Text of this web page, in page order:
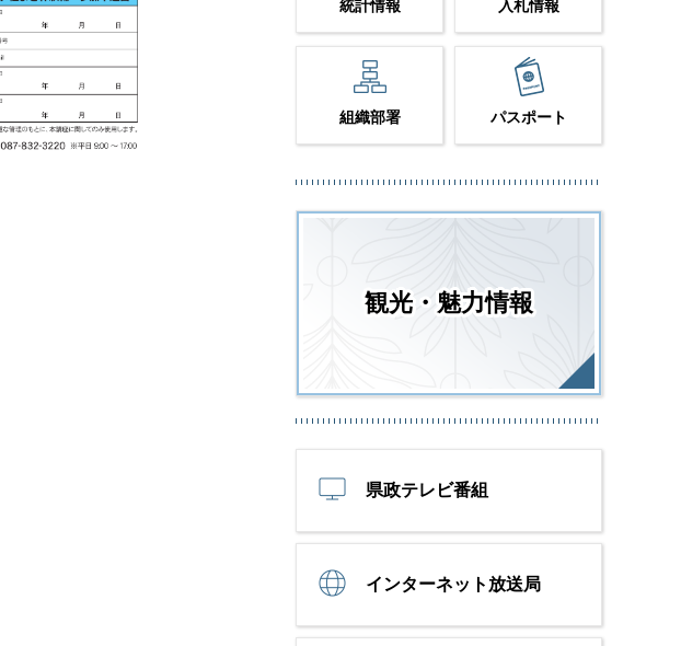
統計情報 入札情報
組織部署 パスポート
観光・魅力情報
県政テレビ番組
インターネット放送局